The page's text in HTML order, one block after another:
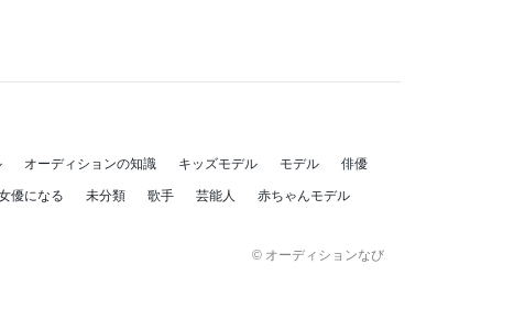
オーディションの知識 キッズモデル モデル 俳優
優になる 未分類 歌手 芸能人 赤ちゃんモデル
© オーディションなび